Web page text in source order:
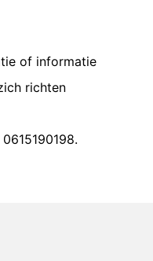
of informatie
richten